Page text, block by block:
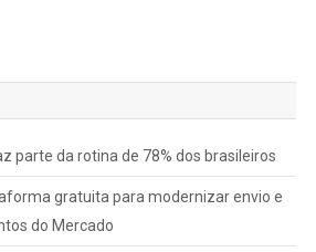
parte da rotina de 78% dos brasileiros
gratuita para modernizar envio e
do Mercado